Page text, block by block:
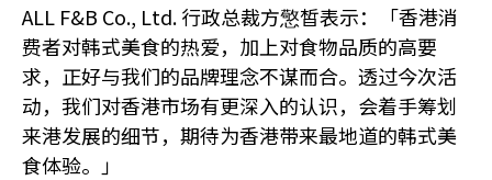
ALL F&B Co., Ltd. 行政总裁方憼皙表示：「香港消
费者对韩式美食的热爱，加上对食物品质的高要
求，正好与我们的品牌理念不谋而合。透过今次活
动，我们对香港市场有更深入的认识，会着手筹划
来港发展的细节，期待为香港带来最地道的韩式美
食体验。」